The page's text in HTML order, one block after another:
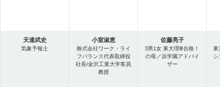
天達武史
気象予報士
小室淑恵
株式会社ワーク・ライ
フバランス代表取締役
社長/金沢工業大学客員
教授
佐藤亮子
3男1女 東大理Ⅲ合格！
の母／浜学園アドバイ
ザー
東
シ